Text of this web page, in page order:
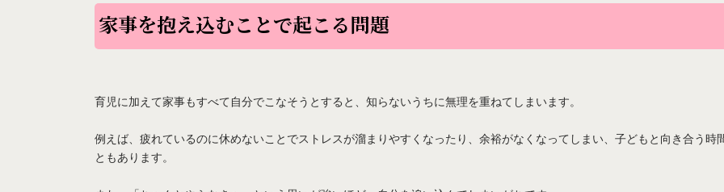
家事を抱え込むことで起こる問題
育児に加えて家事もすべて自分でこなそうとすると、知らないうちに無理を重ねてしまいます。
例えば、疲れているのに休めないことでストレスが溜まりやすくなったり、余裕がなくなってしまい、子どもと向き合う時
ともあります。